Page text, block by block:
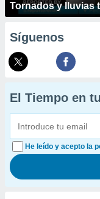
Tornados y lluvias
Síguenos
El Tiempo en
He leído y acepto la